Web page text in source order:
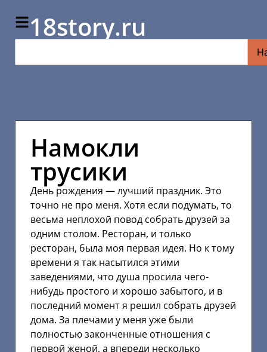
18story.ru
Намокли
трусики
День рождения — лучший праздник. Это
точно не про меня. Хотя если подумать, то
весьма неплохой повод собрать друзей за
одним столом. Ресторан, и только
ресторан, была моя первая идея. Но к тому
времени я так насытился этими
заведениями, что душа просила чего-
нибудь простого и хорошо забытого, и в
последний момент я решил собрать друзей
дома. За плечами у меня уже были
полностью законченные отношения с
первой женой, а впереди несколько